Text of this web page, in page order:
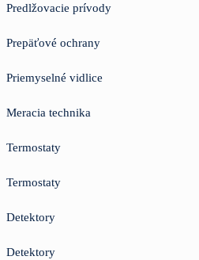
Predlžovacie prívody
Prepäťové ochrany
Priemyselné vidlice
Meracia technika
Termostaty
Termostaty
Detektory
Detektory